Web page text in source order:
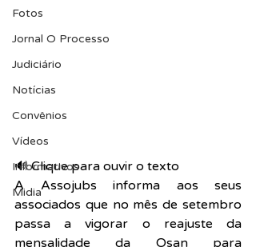
Fotos
Jornal O Processo
Judiciário
Notícias
Convênios
Vídeos
Informativos
Midia
🔊 Clique para ouvir o texto
A Assojubs informa aos seus
associados que no mês de setembro
passa a vigorar o reajuste da
mensalidade da Osan para